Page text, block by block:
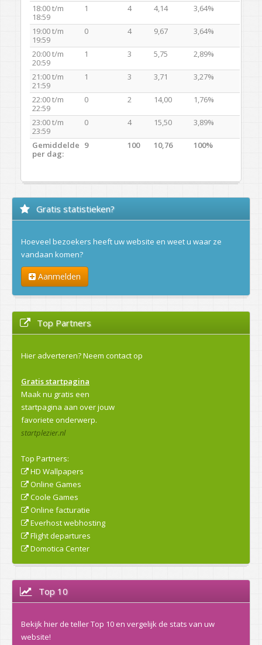
18:00 t/m
18:59
1 4 4,14 3,64%
19:00 t/m
19:59
0 4 9,67 3,64%
20:00 t/m
20:59
1 3 5,75 2,89%
21:00 t/m
21:59
1 3 3,71 3,27%
22:00 t/m
22:59
0 2 14,00 1,76%
23:00 t/m
23:59
0 4 15,50 3,89%
Gemiddelde
per dag:
9 100 10,76 100%
Gratis statistieken?
Hoeveel bezoekers heeft uw website en weet u waar ze
vandaan komen?
Aanmelden
Top Partners
Hier adverteren?Neem contact op
Gratis startpagina
Maak nu gratis een
startpagina aan over jouw
favoriete onderwerp.
startplezier.nl
Top Partners:
HD Wallpapers
Online Games
Coole Games
Online facturatie
Everhost webhosting
Flight departures
Domotica Center
Top 10
Bekijk hier de teller Top 10 en vergelijk de stats van uw
website!